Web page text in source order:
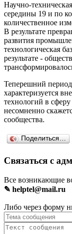
Научно-
середины 19 и по
количественное
В результате
развития
технологическая
результате -
Теперешний
характеризуется
технологий в
несомненно
сообщества.
Поделиться…
Связаться с
Все возникающие
✎ helptel@mail.ru
Либо через форму